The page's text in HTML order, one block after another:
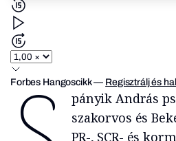
Forbes Hangoscikk— Regisztrálj és
pányik András
szakorvos és
PR-, SCR- és